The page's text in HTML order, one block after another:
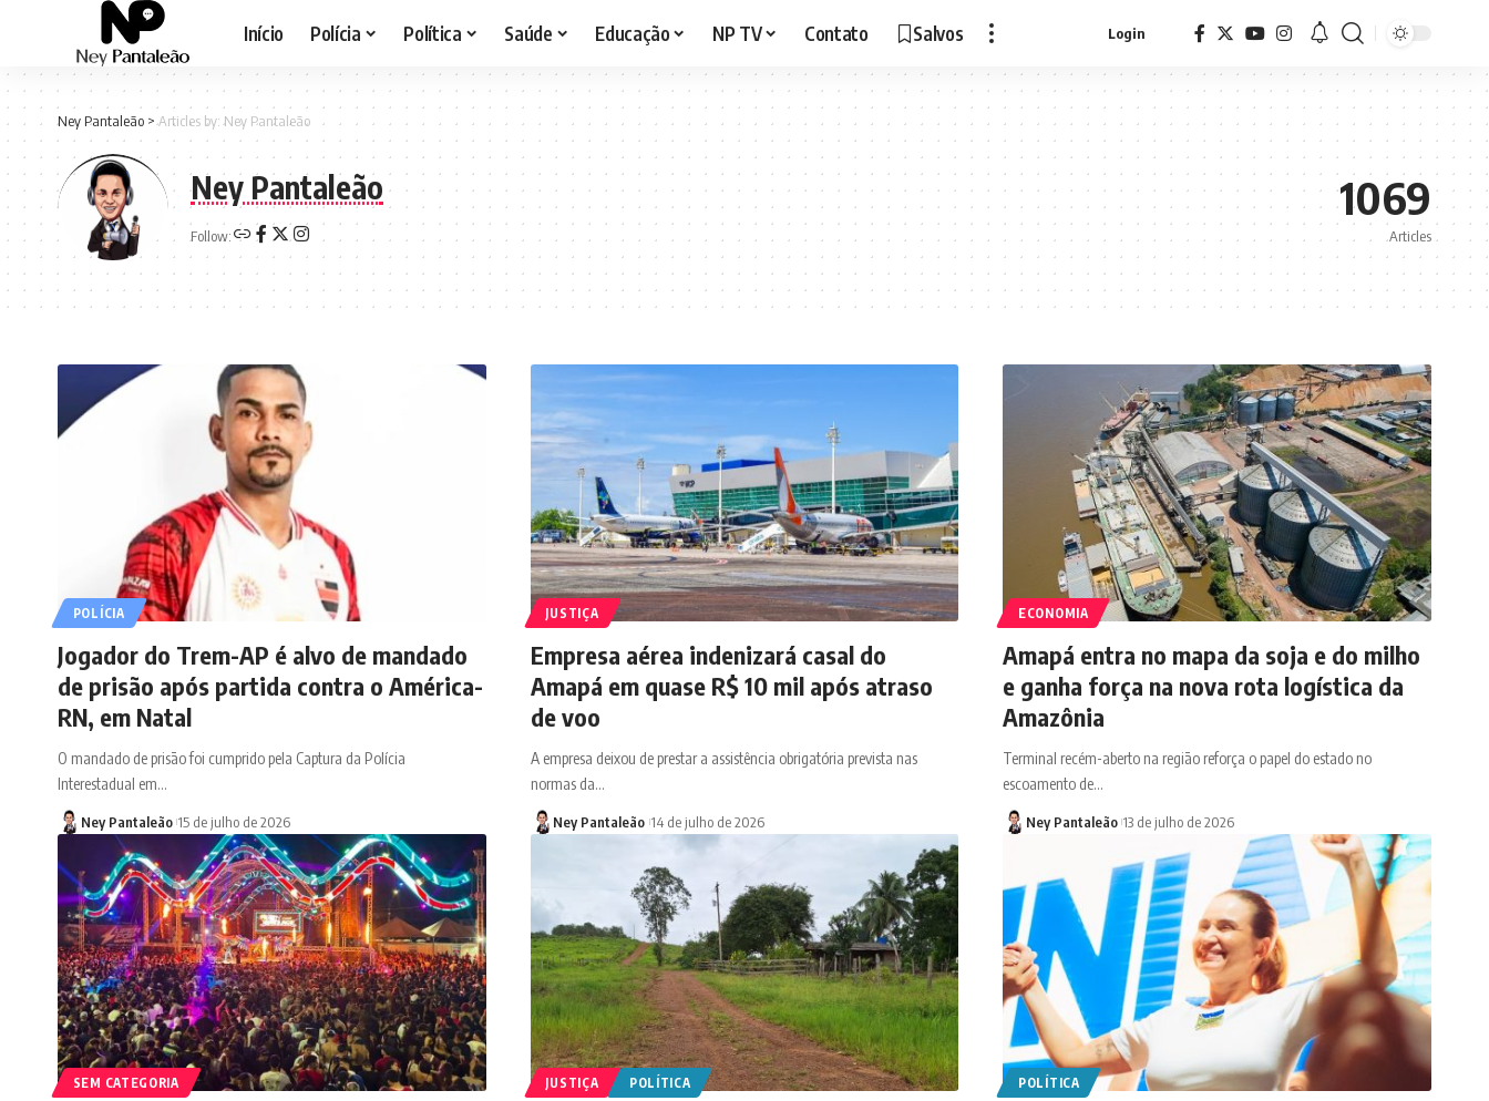
Início Polícia Política Saúde Educação NP TV Contato Salvos Login
Ney Pantaleão >Articles by: Ney Pantaleão
Ney Pantaleão
Follow:
1069
Articles
POLÍCIA
Jogador do Trem-AP é alvo de mandado
de prisão após partida contra o América-
RN, em Natal
O mandado de prisão foi cumprido pela Captura da Polícia
Interestadual em…
Ney Pantaleão 15 de julho de 2026
JUSTIÇA
Empresa aérea indenizará casal do
Amapá em quase R$ 10 mil após atraso
de voo
A empresa deixou de prestar a assistência obrigatória prevista nas
normas da…
Ney Pantaleão 14 de julho de 2026
ECONOMIA
Amapá entra no mapa da soja e do milho
e ganha força na nova rota logística da
Amazônia
Terminal recém-aberto na região reforça o papel do estado no
escoamento de…
Ney Pantaleão 13 de julho de 2026
SEM CATEGORIA JUSTIÇA POLÍTICA POLÍTICA